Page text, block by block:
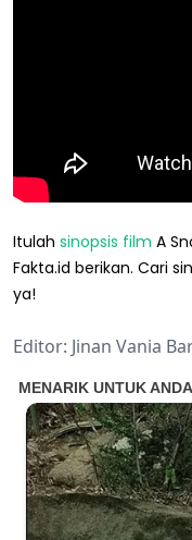
Itulah sinopsis film A
Fakta.id berikan. Cari
ya!
Editor: Jinan Vania